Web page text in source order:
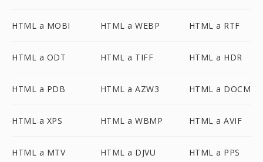
HTML a MOBI HTML a WEBP HTML a RTF
HTML a ODT HTML a TIFF HTML a HDR
HTML a PDB HTML a AZW3 HTML a DOCM
HTML a XPS HTML a WBMP HTML a AVIF
HTML a MTV HTML a DJVU HTML a PPS